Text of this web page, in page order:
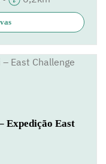
Expedição East